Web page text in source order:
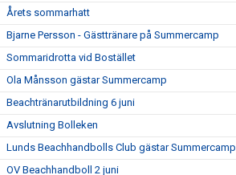
Årets sommarhatt
Bjarne Persson - Gästtränare på Summercamp
Sommaridrotta vid Bostället
Ola Månsson gästar Summercamp
Beachtränarutbildning 6 juni
Avslutning Bolleken
Lunds Beachhandbolls Club gästar Summercamp
OV Beachhandboll 2 juni